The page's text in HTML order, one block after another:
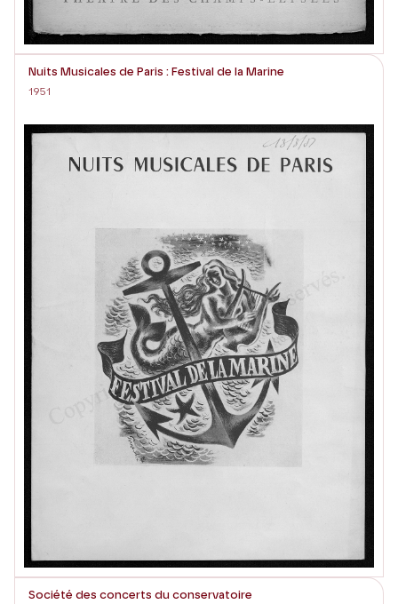
Nuits Musicales de Paris : Festival de la Marine
1951
Société des concerts du conservatoire